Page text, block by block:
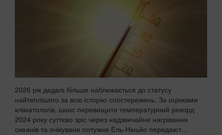
2026 рік дедалі більше наближається до статусу
найтеплішого за всю історію спостережень. За оцінками
кліматологів, шанс перевищити температурний рекорд
2024 року суттєво зріс через надзвичайне нагрівання
океанів та очікуване потужне Ель-Ніньйо передают...